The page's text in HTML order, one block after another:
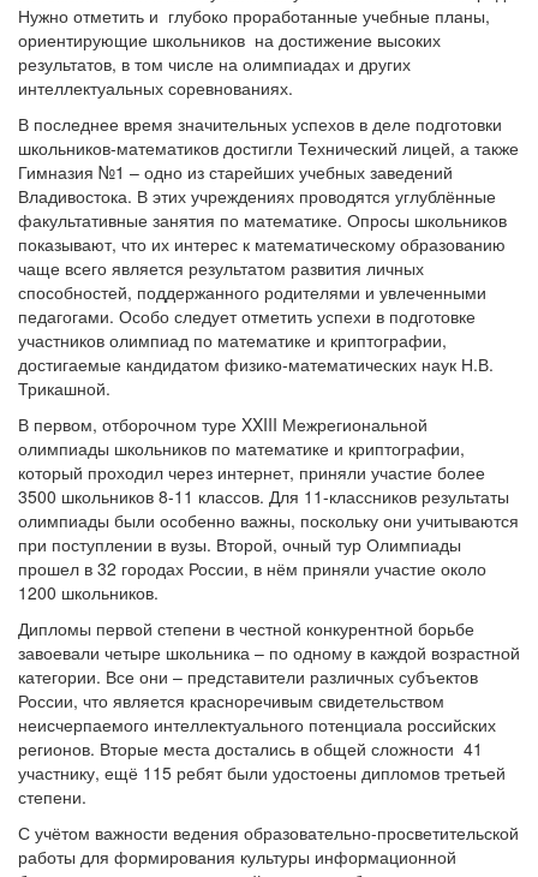
Нужно отметить и глубоко проработанные учебные планы,
ориентирующие школьников на достижение высоких
результатов, в том числе на олимпиадах и других
интеллектуальных соревнованиях.
В последнее время значительных успехов в деле подготовки
школьников-математиков достигли Технический лицей, а также
Гимназия №1 – одно из старейших учебных заведений
Владивостока. В этих учреждениях проводятся углублённые
факультативные занятия по математике. Опросы школьников
показывают, что их интерес к математическому образованию
чаще всего является результатом развития личных
способностей, поддержанного родителями и увлеченными
педагогами. Особо следует отметить успехи в подготовке
участников олимпиад по математике и криптографии,
достигаемые кандидатом физико-математических наук Н.В.
Трикашной.
В первом, отборочном туре XXIII Межрегиональной
олимпиады школьников по математике и криптографии,
который проходил через интернет, приняли участие более
3500 школьников 8-11 классов. Для 11-классников результаты
олимпиады были особенно важны, поскольку они учитываются
при поступлении в вузы. Второй, очный тур Олимпиады
прошел в 32 городах России, в нём приняли участие около
1200 школьников.
Дипломы первой степени в честной конкурентной борьбе
завоевали четыре школьника – по одному в каждой возрастной
категории. Все они – представители различных субъектов
России, что является красноречивым свидетельством
неисчерпаемого интеллектуального потенциала российских
регионов. Вторые места достались в общей сложности 41
участнику, ещё 115 ребят были удостоены дипломов третьей
степени.
С учётом важности ведения образовательно-просветительской
работы для формирования культуры информационной